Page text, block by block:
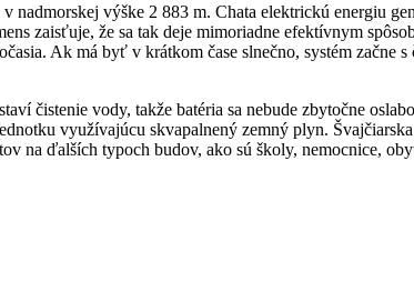
nadmorskej výške 2 883 m. Chata elektrickú energiu
zaisťuje, že sa tak deje mimoriadne efektívnym
Ak má byť v krátkom čase slnečno, systém začne
čistenie vody, takže batéria sa nebude zbytočne
využívajúcu skvapalnený zemný plyn.
na ďalších typoch budov, ako sú školy, nemocnice,